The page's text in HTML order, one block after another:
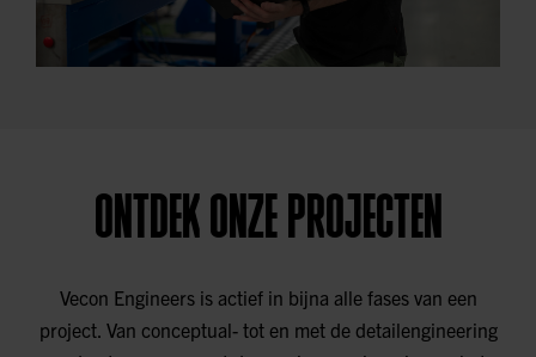
ONTDEK ONZE PROJECTEN
Vecon Engineers is actief in bijna alle fases van een
project. Van conceptual- tot en met de detailengineering